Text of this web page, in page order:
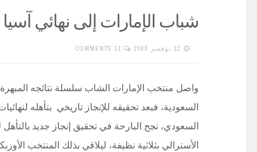
شباب الإمارات إلى نهائي آسيا
12 نوفمبر 2008 11 COMMENTS
واصل منتخب الإمارات الشاب سلسلة نتائجه
السعودية، فبعد تحقيقه للإنجاز تاريخي بتأهله
السعودي، نجح البارحة في تحقيق إنجاز جديد
الأسترالي بثلاثية نظيفة، ليلاقي بذلك المنتخب